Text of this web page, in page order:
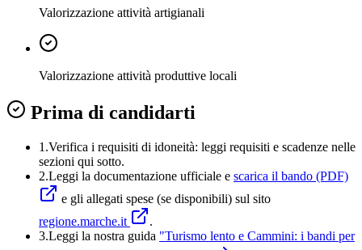
Valorizzazione attività artigianali
Valorizzazione attività produttive locali
Prima di candidarti
1.Verifica i requisiti di idoneità: leggi requisiti e scadenze nelle
sezioni qui sotto.
2.Leggi la documentazione ufficiale e scarica il bando (PDF)
e gli allegati spese (se disponibili) sul sito
regione.marche.it
.
3.Leggi la nostra guida "Turismo lento e Cammini: i bandi per